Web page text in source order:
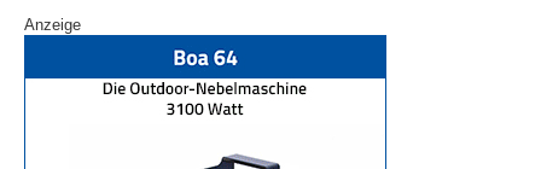
Anzeige